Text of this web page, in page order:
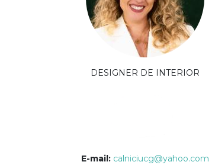
DESIGNER DE INTERIOR
E-mail: calniciucg@yahoo.com